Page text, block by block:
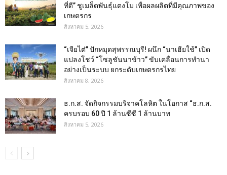
ที่ดี” ชูเมล็ดพันธุ์แตงโม เพื่อผลผลิตที่มีคุณภาพของ
เกษตรกร
สิงหาคม 5, 2026
“เจียไต๋” ปักหมุดสุพรรณบุรี! ผนึก “นาเฮียใช้” เปิด
แปลงโชว์ “โซลูชันนาข้าว” ขับเคลื่อนการทำนา
อย่างเป็นระบบ ยกระดับเกษตรกรไทย
สิงหาคม 8, 2026
ธ.ก.ส. จัดกิจกรรมบริจาคโลหิต ในโอกาส “ธ.ก.ส.
ครบรอบ 60 ปี 1 ล้านซีซี 1 ล้านบาท
สิงหาคม 5, 2026